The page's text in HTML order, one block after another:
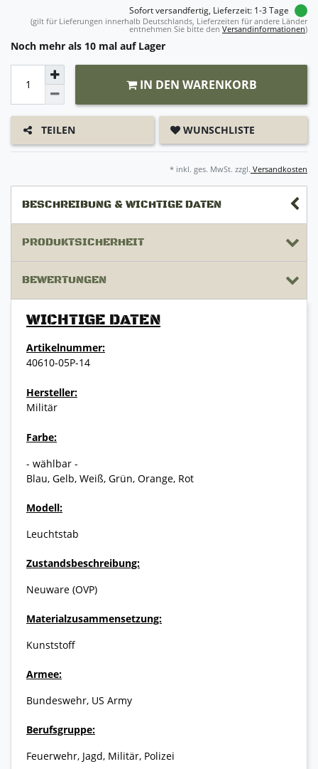
Sofort versandfertig, Lieferzeit: 1-3 Tage
(gilt für Lieferungen innerhalb Deutschlands, Lieferzeiten für andere Länder
entnehmen Sie bitte den Versandinformationen)
Noch mehr als 10 mal auf Lager
IN DEN WARENKORB
TEILEN WUNSCHLISTE
* inkl. ges. MwSt. zzgl. Versandkosten
BESCHREIBUNG & WICHTIGE DATEN
PRODUKTSICHERHEIT
BEWERTUNGEN
WICHTIGE DATEN
Artikelnummer:
40610-05P-14
Hersteller:
Militär
Farbe:
- wählbar -
Blau, Gelb, Weiß, Grün, Orange, Rot
Modell:
Leuchtstab
Zustandsbeschreibung:
Neuware (OVP)
Materialzusammensetzung:
Kunststoff
Armee:
Bundeswehr, US Army
Berufsgruppe:
Feuerwehr, Jagd, Militär, Polizei